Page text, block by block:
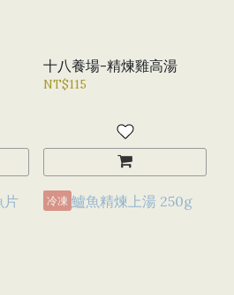
十八養場-精煉雞高湯
NT$115
冷凍